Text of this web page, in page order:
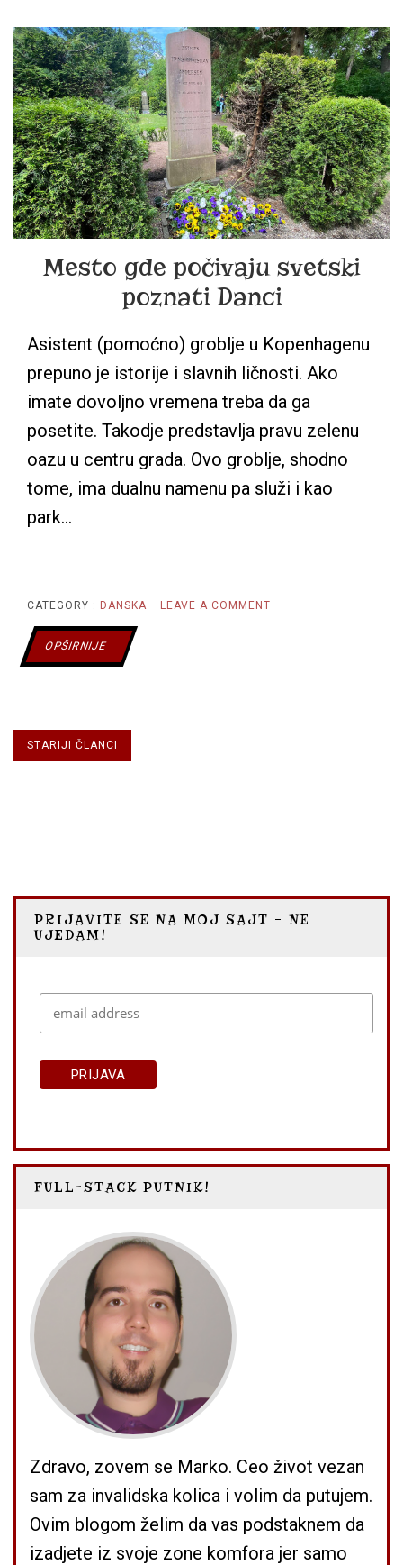
U
KOPENHAGENU
Mesto gde počivaju svetski
poznati Danci
Asistent (pomoćno) groblje u Kopenhagenu
prepuno je istorije i slavnih ličnosti. Ako
imate dovoljno vremena treba da ga
posetite. Takodje predstavlja pravu zelenu
oazu u centru grada. Ovo groblje, shodno
tome, ima dualnu namenu pa služi i kao
park…
CATEGORY : DANSKA LEAVE A COMMENT
OPŠIRNIJE
Kretanje
članaka
STARIJI ČLANCI
PRIJAVITE SE NA MOJ SAJT – NE
UJEDAM!
FULL-STACK PUTNIK!
Zdravo, zovem se Marko. Ceo život vezan
sam za invalidska kolica i volim da putujem.
Ovim blogom želim da vas podstaknem da
izadjete iz svoje zone komfora jer samo